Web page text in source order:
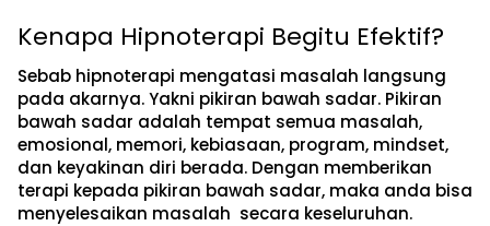
Kenapa Hipnoterapi Begitu Efektif?
Sebab hipnoterapi mengatasi masalah langsung
pada akarnya. Yakni pikiran bawah sadar. Pikiran
bawah sadar adalah tempat semua masalah,
emosional, memori, kebiasaan, program, mindset,
dan keyakinan diri berada. Dengan memberikan
terapi kepada pikiran bawah sadar, maka anda bisa
menyelesaikan masalah secara keseluruhan.